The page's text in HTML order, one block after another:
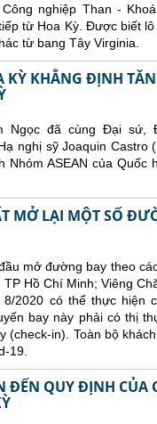
nghiệp Than -
từ Hoa Kỳ. Được biết
từ bang Tây Virginia.
KỲ KHẲNG ĐỊNH
Ngọc đã cùng Đại sứ,
nghị sỹ Joaquin Castro
ASEAN của Quốc
MỞ LẠI MỘT SỐ
mở đường bay theo
Hồ Chí Minh; Viêng
2020 có thể thực hiện
bay này phải có thị
(check-in). Toàn bộ
19.
ĐẾN QUY ĐỊNH CỦA